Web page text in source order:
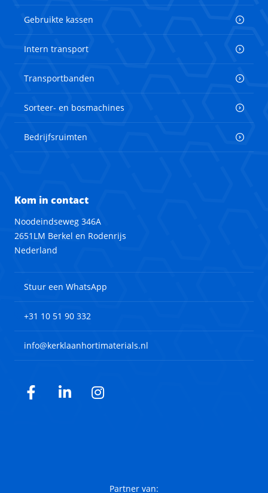
Gebruikte kassen
Intern transport
Transportbanden
Sorteer- en bosmachines
Bedrijfsruimten
Kom in contact
Noodeindseweg 346A
2651LM Berkel en Rodenrijs
Nederland
Stuur een WhatsApp
+31 10 51 90 332
info@kerklaanhortimaterials.nl
Facebook
LinkedInInstagram
Partner van: